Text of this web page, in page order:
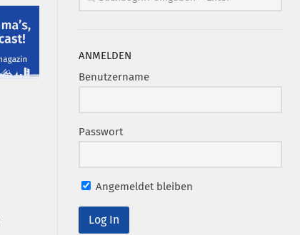
ANMELDEN
Benutzername
Passwort
Angemeldet bleiben